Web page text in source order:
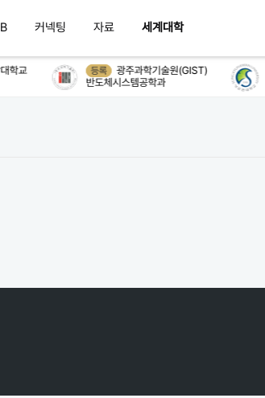
커넥팅 자료 세계대학
학교
등록
광주과학기술원(GIST)
반도체시스템공학과